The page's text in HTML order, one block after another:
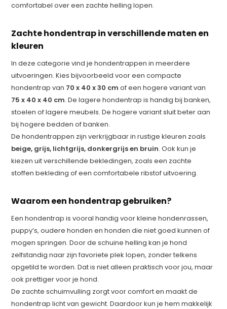
comfortabel over een zachte helling lopen.
Zachte hondentrap in verschillende maten en
kleuren
In deze categorie vind je hondentrappen in meerdere
uitvoeringen. Kies bijvoorbeeld voor een compacte
hondentrap van 70 x 40 x 30 cm of een hogere variant van
75 x 40 x 40 cm. De lagere hondentrap is handig bij banken,
stoelen of lagere meubels. De hogere variant sluit beter aan
bij hogere bedden of banken.
De hondentrappen zijn verkrijgbaar in rustige kleuren zoals
beige, grijs, lichtgrijs, donkergrijs en bruin. Ook kun je
kiezen uit verschillende bekledingen, zoals een zachte
stoffen bekleding of een comfortabele ribstof uitvoering.
Waarom een hondentrap gebruiken?
Een hondentrap is vooral handig voor kleine hondenrassen,
puppy’s, oudere honden en honden die niet goed kunnen of
mogen springen. Door de schuine helling kan je hond
zelfstandig naar zijn favoriete plek lopen, zonder telkens
opgetild te worden. Dat is niet alleen praktisch voor jou, maar
ook prettiger voor je hond.
De zachte schuimvulling zorgt voor comfort en maakt de
hondentrap licht van gewicht. Daardoor kun je hem makkelijk